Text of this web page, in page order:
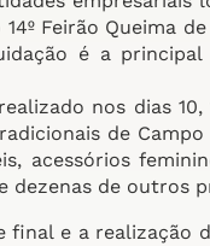
Feirão Queima
é a
nos dias
de
acessórios
dezenas de outros
final e a realização